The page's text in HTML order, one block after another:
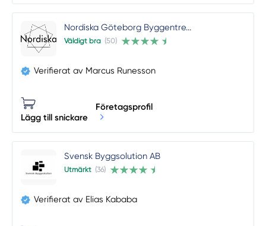
Nordiska Göteborg Byggentre...
Väldigt bra (50)
Verifierat av Marcus Runesson
Lägg till snickare
Företagsprofil
Svensk Byggsolution AB
Utmärkt (36)
Verifierat av Elias Kababa